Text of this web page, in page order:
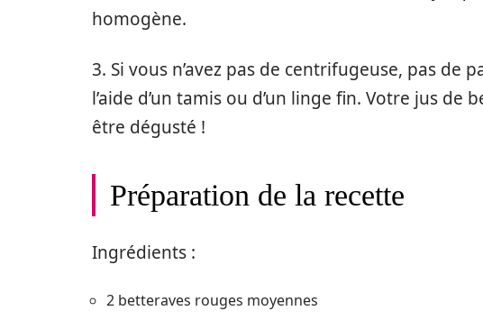
homogène.
3. Si vous n’avez pas de centrifugeuse, pas de
l’aide d’un tamis ou d’un linge fin. Votre jus
être dégusté !
Préparation de la recette
Ingrédients :
2 betteraves rouges moyennes